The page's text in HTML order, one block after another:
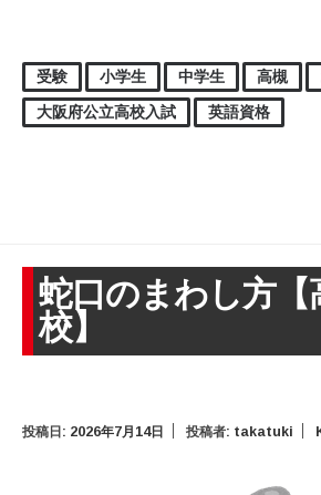
受験 小学生 中学生 高槻
大阪府公立高校入試
英語資格
蛇口のまわし方【
校】
投稿日: 2026年7月14日 投稿者: takatuki